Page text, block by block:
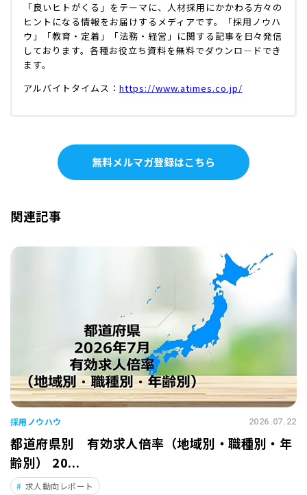
「良いヒトがくる」をテーマに、人材採用にかかわる方々の
ヒントになる情報をお届けするメディアです。「採用ノウハ
ウ」「教育・定着」「法務・経営」に関する記事を日々発信
しております。各種お役立ち資料を無料でダウンロ―ドでき
ます。
アルバイトタイムス： https://www.atimes.co.jp/
無料メルマガ登録はこちら
関連記事
採用ノウハウ 2026.07.22
都道府県別 有効求人倍率（地域別・職種別・年
齢別） 20...
求人動向レポート